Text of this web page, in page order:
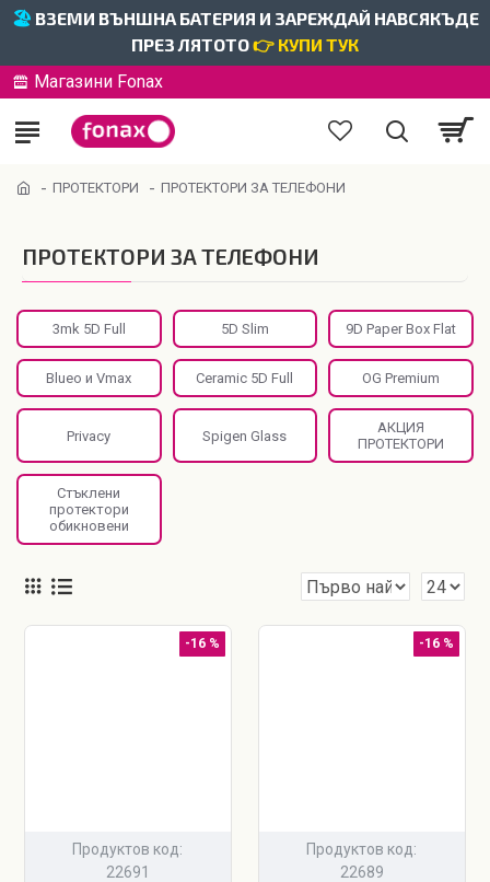
🏖️ ВЗЕМИ ВЪНШНА БАТЕРИЯ И ЗАРЕЖДАЙ НАВСЯКЪДЕ
ПРЕЗ ЛЯТОТО👉 КУПИ ТУК
Магазини Fonax
ПРОТЕКТОРИ ПРОТЕКТОРИ ЗА ТЕЛЕФОНИ
ПРОТЕКТОРИ ЗА ТЕЛЕФОНИ
3mk 5D Full 5D Slim 9D Paper Box Flat
Blueo и Vmax Ceramic 5D Full OG Premium
Privacy Spigen Glass
АКЦИЯ
ПРОТЕКТОРИ
Стъклени
протектори
обикновени
-16 %
Продуктов код:
22691
-16 %
Продуктов код:
22689